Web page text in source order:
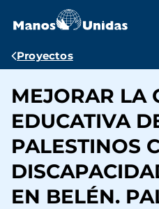
contenido
Ruta
navegación
Proyectos
MEJORAR LA
EDUCATIVA
PALESTINOS
EN BELÉN.